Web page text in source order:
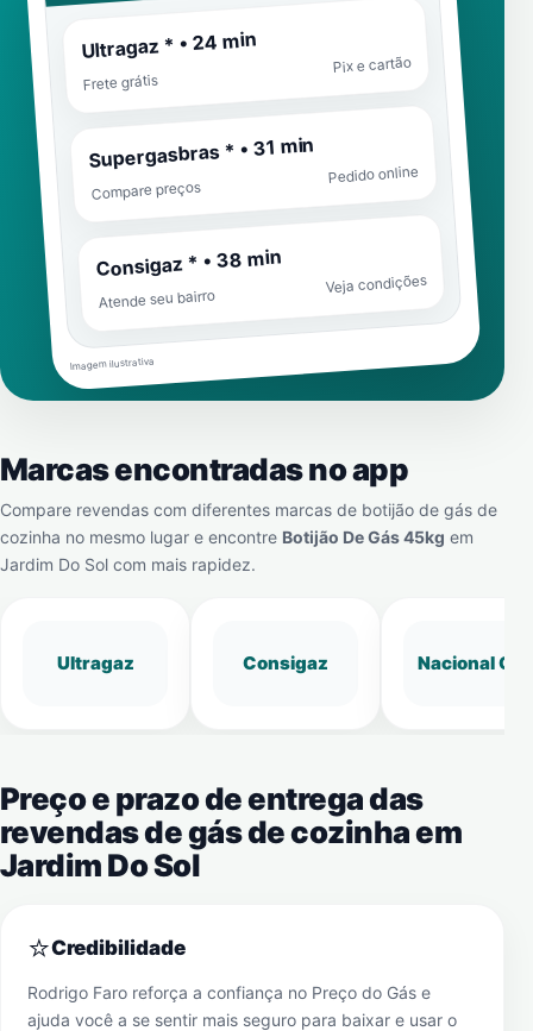
Ultragaz * • 24 min
Frete grátis
Pix e cartão
Supergasbras * • 31 min
Compare preços
Pedido online
Consigaz * • 38 min
Atende seu bairro
Veja condições
Imagem ilustrativa
Marcas encontradas no app
Compare revendas com diferentes marcas de botijão de gás de
cozinha no mesmo lugar e encontre Botijão De Gás 45kg em
Jardim Do Sol com mais rapidez.
Ultragaz Consigaz Nacional Gás
Preço e prazo de entrega das
revendas de gás de cozinha em
Jardim Do Sol
⭐Credibilidade
Rodrigo Faro reforça a confiança no Preço do Gás e
ajuda você a se sentir mais seguro para baixar e usar o